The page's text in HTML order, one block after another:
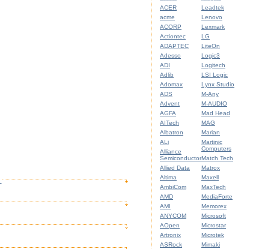
ACER
acme
ACORP
Actiontec
ADAPTEC
Adesso
ADI
Adlib
Adomax
ADS
Advent
AGFA
AITech
Albatron
ALi
Alliance
Semiconductor
Allied Data
Altima
AmbiCom
AMD
AMI
ANYCOM
AOpen
Artronix
ASRock
Leadtek
Lenovo
Lexmark
LG
LiteOn
Logic3
Logitech
LSI Logic
Lynx Studio
M-Any
M-AUDIO
Mad Head
MAG
Marian
Martinic
Computers
Match Tech
Matrox
Maxell
MaxTech
MediaForte
Memorex
Microsoft
Microstar
Microtek
Mimaki